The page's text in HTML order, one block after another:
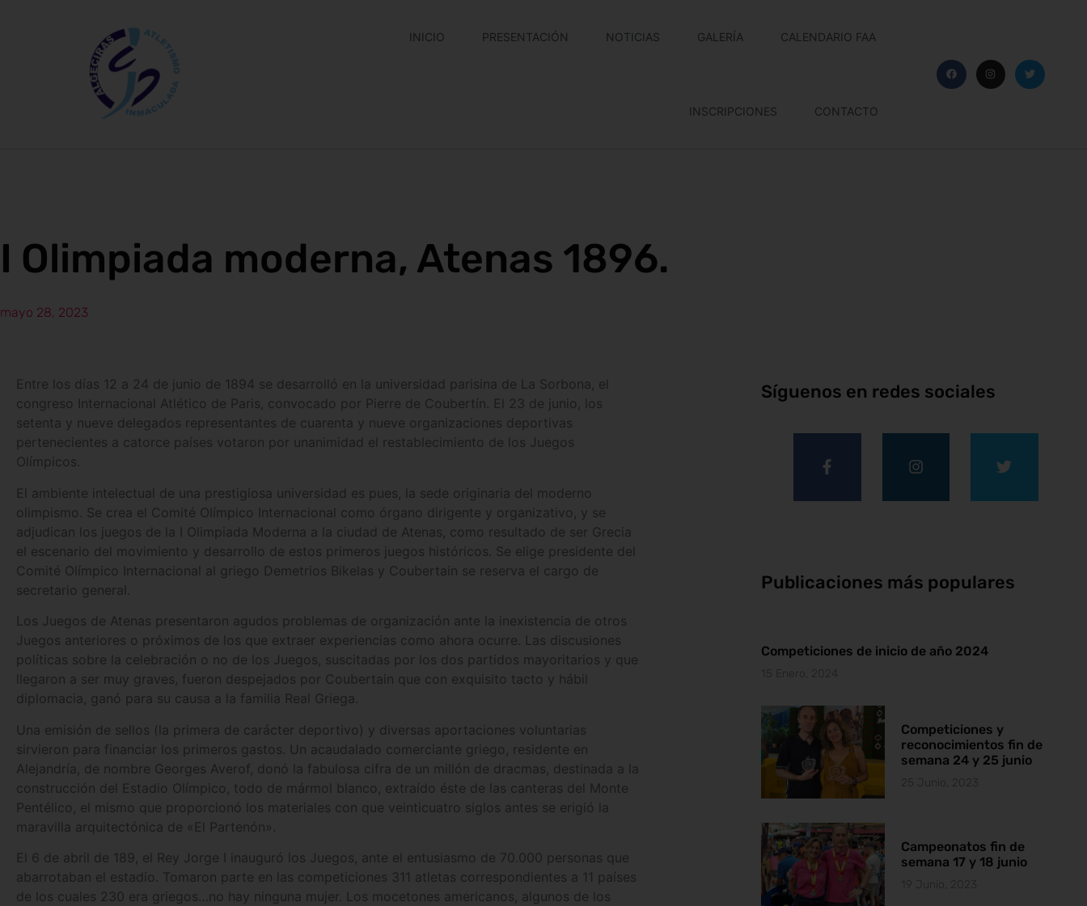
INICIO PRESENTACIÓN NOTICIAS GALERÍA CALENDARIO FAA
INSCRIPCIONES CONTACTO
I Olimpiada moderna, Atenas 1896.
mayo 28, 2023
Entre los días 12 a 24 de junio de 1894 se desarrolló en la universidad parisina de La Sorbona, el
congreso Internacional Atlético de Paris, convocado por Pierre de Coubertín. El 23 de junio, los
setenta y nueve delegados representantes de cuarenta y nueve organizaciones deportivas
pertenecientes a catorce países votaron por unanimidad el restablecimiento de los Juegos
Olímpicos.
El ambiente intelectual de una prestigiosa universidad es pues, la sede originaria del moderno
olimpismo. Se crea el Comité Olímpico Internacional como órgano dirigente y organizativo, y se
adjudican los juegos de la I Olimpiada Moderna a la ciudad de Atenas, como resultado de ser Grecia
el escenario del movimiento y desarrollo de estos primeros juegos históricos. Se elige presidente del
Comité Olímpico Internacional al griego Demetrios Bikelas y Coubertain se reserva el cargo de
secretario general.
Los Juegos de Atenas presentaron agudos problemas de organización ante la inexistencia de otros
Juegos anteriores o próximos de los que extraer experiencias como ahora ocurre. Las discusiones
políticas sobre la celebración o no de los Juegos, suscitadas por los dos partidos mayoritarios y que
llegaron a ser muy graves, fueron despejados por Coubertain que con exquisito tacto y hábil
diplomacia, ganó para su causa a la familia Real Griega.
Una emisión de sellos (la primera de carácter deportivo) y diversas aportaciones voluntarias
sirvieron para financiar los primeros gastos. Un acaudalado comerciante griego, residente en
Alejandría, de nombre Georges Averof, donó la fabulosa cifra de un millón de dracmas, destinada a la
construcción del Estadio Olímpico, todo de mármol blanco, extraído éste de las canteras del Monte
Pentélico, el mismo que proporcionó los materiales con que veinticuatro siglos antes se erigió la
maravilla arquitectónica de «El Partenón».
El 6 de abril de 189, el Rey Jorge I inauguró los Juegos, ante el entusiasmo de 70.000 personas que
abarrotaban el estadio. Tomaron parte en las competiciones 311 atletas correspondientes a 11 países
de los cuales 230 era griegos…no hay ninguna mujer. Los mocetones americanos, algunos de los
Síguenos en redes sociales
Publicaciones más populares
Competiciones de inicio de año 2024
15 Enero, 2024
Competiciones y
reconocimientos fin de
semana 24 y 25 junio
25 Junio, 2023
Campeonatos fin de
semana 17 y 18 junio
19 Junio, 2023